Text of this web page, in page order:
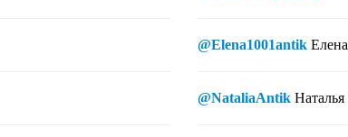
@Elena1001antik Елена
@NataliaAntik Наталья